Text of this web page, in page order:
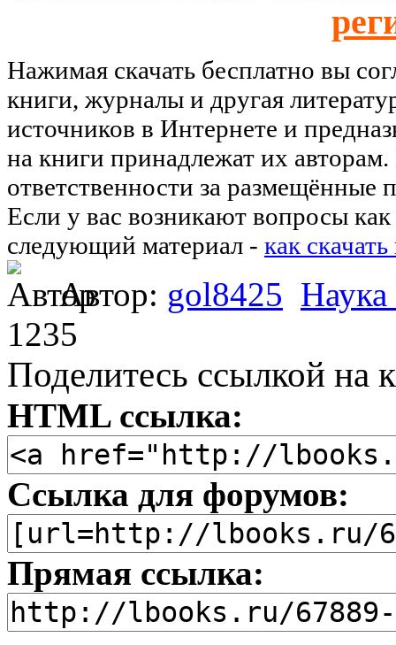
Нажимая скачать бесплатно вы
книги, журналы и другая
источников в Интернете и
на книги принадлежат их
ответственности за размещённые
Если у вас возникают вопросы как
следующий материал - как
Автор: gol8425 Наука
1235
Поделитесь ссылкой на
HTML ссылка:
Ссылка для форумов:
Прямая ссылка: